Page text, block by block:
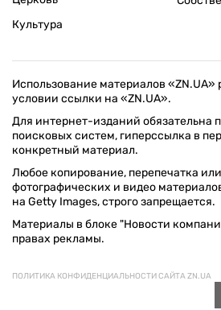
Культура
Использование материалов «ZN.UA»
условии ссылки на «ZN.UA».
Для интернет-изданий обязательна
поисковых систем, гиперссылка в
конкретный материал.
Любое копирование, перепечатка
фотографических и видео
на Getty Images, строго запрещается.
Материалы в блоке "Новости
правах рекламы.
ПОЛИТИКА КОНФИДЕНЦИАЛЬНОСТИ САЙТА ZN.UA
© 1994–2026 «ЗЕРКАЛО НЕДЕЛИ. УКРАИНА». ВСЕ